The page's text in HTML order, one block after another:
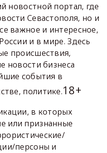
новостной портал, где
Севастополя, но и
важное и интересное,
и в мире. Здесь
происшествия,
новости бизнеса
события в
политике.18+
в которых
или признанные
персоны и